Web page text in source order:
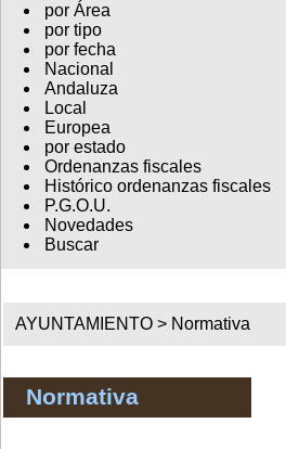
por Área
por tipo
por fecha
Nacional
Andaluza
Local
Europea
por estado
Ordenanzas fiscales
Histórico ordenanzas fiscales
P.G.O.U.
Novedades
Buscar
AYUNTAMIENTO > Normativa
Normativa